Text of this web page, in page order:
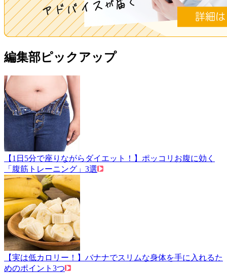
編集部ピックアップ
【1日5分で座りながらダイエット！】ポッコリお腹に効く
「腹筋トレーニング」3選
【実は低カロリー！】バナナでスリムな身体を手に入れるた
めのポイント3つ